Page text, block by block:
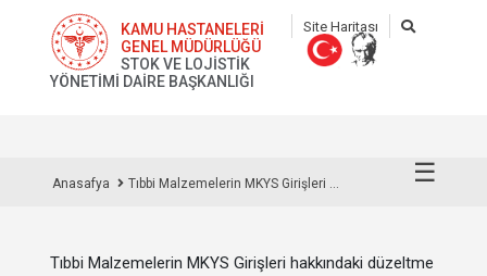
KAMU HASTANELERİ
GENEL MÜDÜRLÜĞÜ
STOK VE LOJİSTİK
YÖNETİMİ DAİRE BAŞKANLIĞI
Site Haritası
☰
Anasafya Tıbbi Malzemelerin MKYS Girişleri ...
Tıbbi Malzemelerin MKYS Girişleri hakkındaki düzeltme